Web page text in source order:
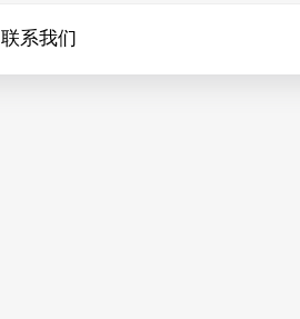
联系我们